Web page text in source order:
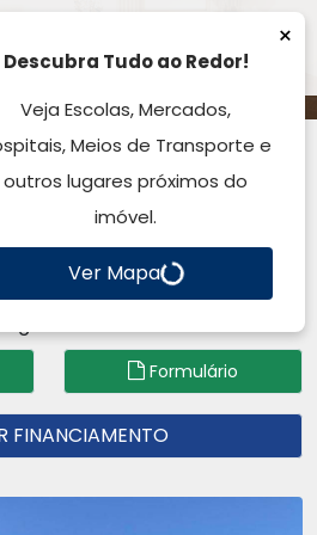
Dos Verdes
- Gravataí, RS
| GRAVATAÍ | PARAGEM DOS
CAMPOS
Formulário
FINANCIAMENTO